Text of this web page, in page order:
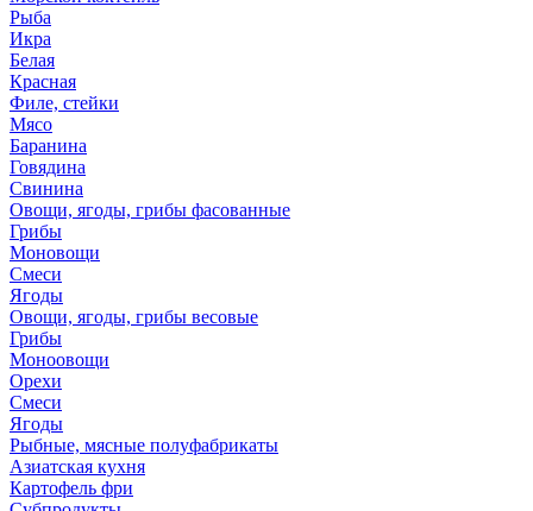
Рыба
Икра
Белая
Красная
Филе, стейки
Мясо
Баранина
Говядина
Свинина
Овощи, ягоды, грибы фасованные
Грибы
Моновощи
Смеси
Ягоды
Овощи, ягоды, грибы весовые
Грибы
Моноовощи
Орехи
Смеси
Ягоды
Рыбные, мясные полуфабрикаты
Азиатская кухня
Картофель фри